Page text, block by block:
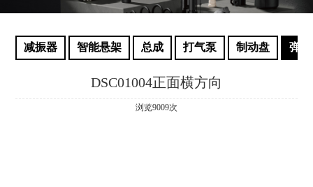
减振器 智能悬架 总成 打气泵 制动盘 弹簧
DSC01004正面横方向
浏览9009次